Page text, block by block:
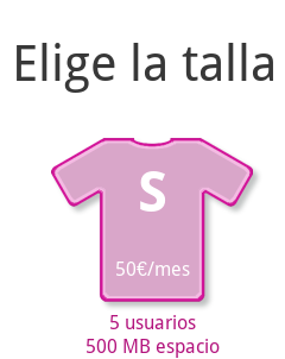
Elige la
S
50€/mes
5 usuarios
500 MB espacio